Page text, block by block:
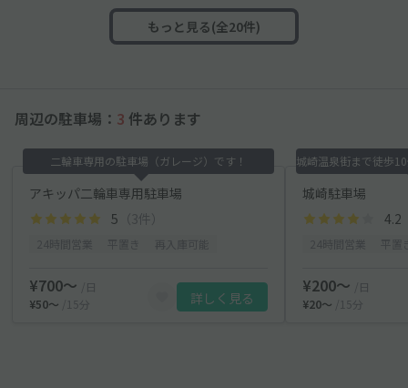
もっと見る(全20件)
周辺の駐車場： 3 件あります
二輪車専用の駐車場（ガレージ）です！
アキッパ二輪車専用駐車場
5 （3件）
¥700〜
/日
¥50〜
/15分 詳しく見る
城崎駐車場
4.2
¥200〜
/日
¥20〜
/15分